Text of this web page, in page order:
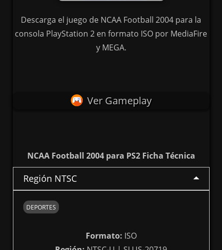
Descarga el juego de NCAA Football 2004 para la
consola PlayStation 2 en formato ISO por MediaFire
y MEGA.
Ver Gameplay
NCAA Football 2004 para PS2 Ficha Técnica
Región NTSC
DEPORTES
Formato: ISO